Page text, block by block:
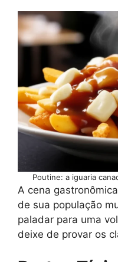
Poutine: a iguaria
A cena
de sua população
paladar para uma
deixe de provar os